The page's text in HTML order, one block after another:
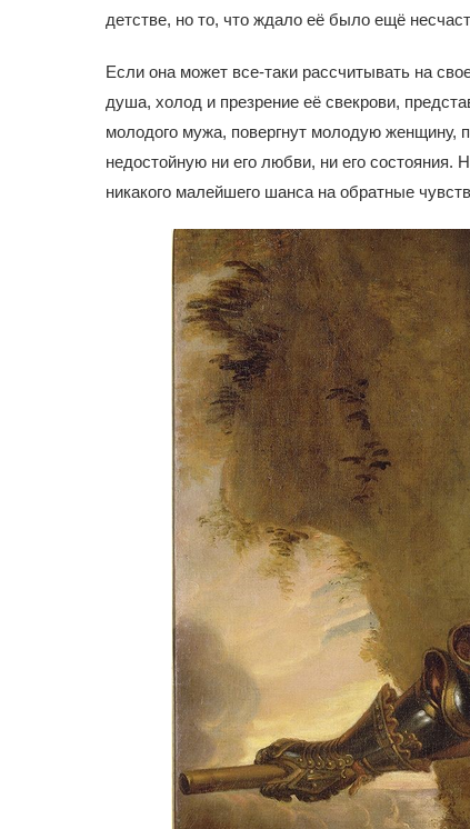
детстве, но то, что ждало её было ещё
Если она может все-таки рассчитывать на
душа, холод и презрение её свекрови,
молодого мужа, повергнут молодую женщину,
недостойную ни его любви, ни его
никакого малейшего шанса на обратные